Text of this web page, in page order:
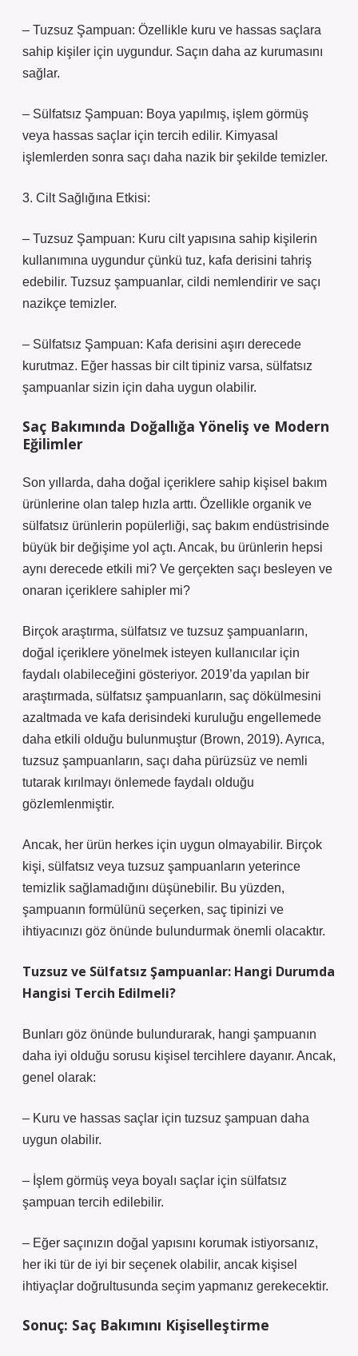
– Tuzsuz Şampuan: Özellikle kuru ve hassas saçlara
sahip kişiler için uygundur. Saçın daha az kurumasını
sağlar.
– Sülfatsız Şampuan: Boya yapılmış, işlem görmüş
veya hassas saçlar için tercih edilir. Kimyasal
işlemlerden sonra saçı daha nazik bir şekilde temizler.
3. Cilt Sağlığına Etkisi:
– Tuzsuz Şampuan: Kuru cilt yapısına sahip kişilerin
kullanımına uygundur çünkü tuz, kafa derisini tahriş
edebilir. Tuzsuz şampuanlar, cildi nemlendirir ve saçı
nazikçe temizler.
– Sülfatsız Şampuan: Kafa derisini aşırı derecede
kurutmaz. Eğer hassas bir cilt tipiniz varsa, sülfatsız
şampuanlar sizin için daha uygun olabilir.
Saç Bakımında Doğallığa Yöneliş ve Modern
Eğilimler
Son yıllarda, daha doğal içeriklere sahip kişisel bakım
ürünlerine olan talep hızla arttı. Özellikle organik ve
sülfatsız ürünlerin popülerliği, saç bakım endüstrisinde
büyük bir değişime yol açtı. Ancak, bu ürünlerin hepsi
aynı derecede etkili mi? Ve gerçekten saçı besleyen ve
onaran içeriklere sahipler mi?
Birçok araştırma, sülfatsız ve tuzsuz şampuanların,
doğal içeriklere yönelmek isteyen kullanıcılar için
faydalı olabileceğini gösteriyor. 2019’da yapılan bir
araştırmada, sülfatsız şampuanların, saç dökülmesini
azaltmada ve kafa derisindeki kuruluğu engellemede
daha etkili olduğu bulunmuştur (Brown, 2019). Ayrıca,
tuzsuz şampuanların, saçı daha pürüzsüz ve nemli
tutarak kırılmayı önlemede faydalı olduğu
gözlemlenmiştir.
Ancak, her ürün herkes için uygun olmayabilir. Birçok
kişi, sülfatsız veya tuzsuz şampuanların yeterince
temizlik sağlamadığını düşünebilir. Bu yüzden,
şampuanın formülünü seçerken, saç tipinizi ve
ihtiyacınızı göz önünde bulundurmak önemli olacaktır.
Tuzsuz ve Sülfatsız Şampuanlar: Hangi Durumda
Hangisi Tercih Edilmeli?
Bunları göz önünde bulundurarak, hangi şampuanın
daha iyi olduğu sorusu kişisel tercihlere dayanır. Ancak,
genel olarak:
– Kuru ve hassas saçlar için tuzsuz şampuan daha
uygun olabilir.
– İşlem görmüş veya boyalı saçlar için sülfatsız
şampuan tercih edilebilir.
– Eğer saçınızın doğal yapısını korumak istiyorsanız,
her iki tür de iyi bir seçenek olabilir, ancak kişisel
ihtiyaçlar doğrultusunda seçim yapmanız gerekecektir.
Sonuç: Saç Bakımını Kişiselleştirme